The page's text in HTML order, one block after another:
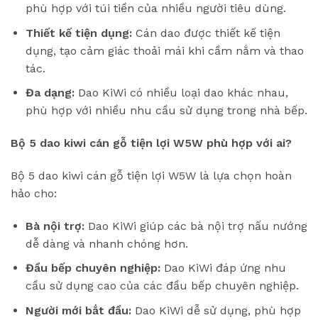
phù hợp với túi tiền của nhiều người tiêu dùng.
Thiết kế tiện dụng:Cán dao được thiết kế tiện
dụng, tạo cảm giác thoải mái khi cầm nắm và thao
tác.
Đa dạng:Dao KiWi có nhiều loại dao khác nhau,
phù hợp với nhiều nhu cầu sử dụng trong nhà bếp.
Bộ 5 dao kiwi cán gỗ tiện lợi W5W phù hợp với ai?
Bộ 5 dao kiwi cán gỗ tiện lợi W5W là lựa chọn hoàn
hảo cho:
Bà nội trợ:Dao KiWi giúp các bà nội trợ nấu nướng
dễ dàng và nhanh chóng hơn.
Đầu bếp chuyên nghiệp:Dao KiWi đáp ứng nhu
cầu sử dụng cao của các đầu bếp chuyên nghiệp.
Người mới bắt đầu:Dao KiWi dễ sử dụng, phù hợp